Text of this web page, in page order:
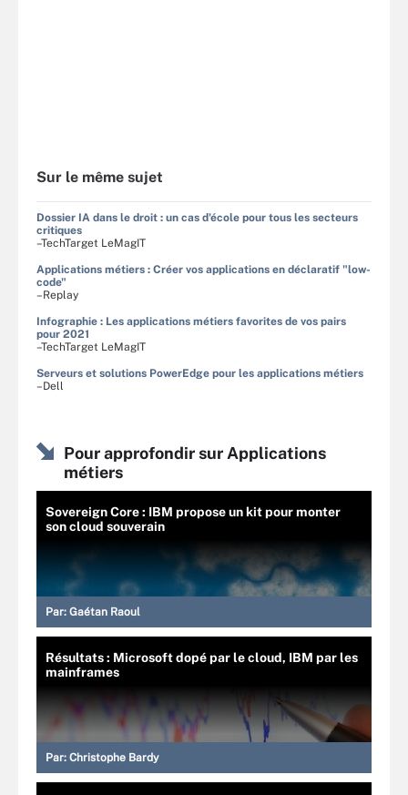
Sur le même sujet
Dossier IA dans le droit : un cas d'école pour tous les secteurs
critiques
–TechTarget LeMagIT
Applications métiers : Créer vos applications en déclaratif "low-
code"
–Replay
Infographie : Les applications métiers favorites de vos pairs
pour 2021
–TechTarget LeMagIT
Serveurs et solutions PowerEdge pour les applications métiers
–Dell
Pour approfondir sur Applications
métiers
Sovereign Core : IBM propose un kit pour monter
son cloud souverain
Par: Gaétan Raoul
Résultats : Microsoft dopé par le cloud, IBM par les
mainframes
Par: Christophe Bardy